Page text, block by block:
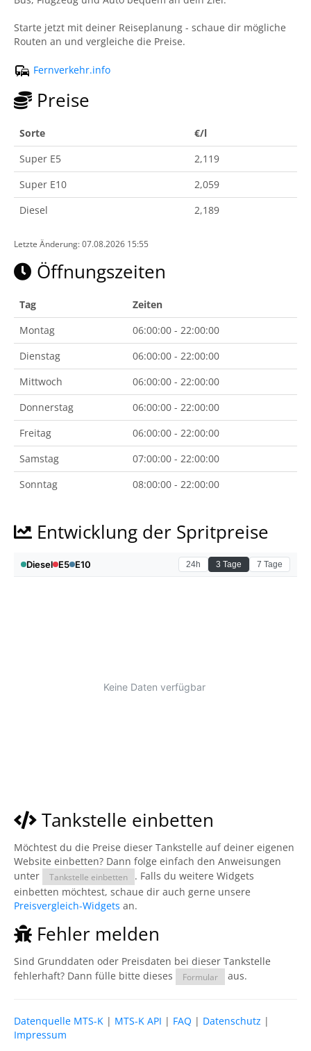
Starte jetzt mit deiner Reiseplanung - schaue dir mögliche
Routen an und vergleiche die Preise.
Fernverkehr.info
Preise
Sorte
€/l
Super E5
2,119
Super E10
2,059
Diesel
2,189
Letzte Änderung: 07.08.2026 15:55
Öffnungszeiten
Tag
Zeiten
Montag
06:00:00 - 22:00:00
Dienstag
06:00:00 - 22:00:00
Mittwoch
06:00:00 - 22:00:00
Donnerstag
06:00:00 - 22:00:00
Freitag
06:00:00 - 22:00:00
Samstag
07:00:00 - 22:00:00
Sonntag
08:00:00 - 22:00:00
Entwicklung der Spritpreise
Tankstelle einbetten
Möchtest du die Preise dieser Tankstelle auf deiner eigenen
Website einbetten? Dann folge einfach den Anweisungen
unter
Tankstelle einbetten
. Falls du weitere Widgets
einbetten möchtest, schaue dir auch gerne unsere
Preisvergleich-Widgets an.
Fehler melden
Sind Grunddaten oder Preisdaten bei dieser Tankstelle
fehlerhaft? Dann fülle bitte dieses
Formular aus.
Datenquelle MTS-K | MTS-K API | FAQ | Datenschutz |
Impressum